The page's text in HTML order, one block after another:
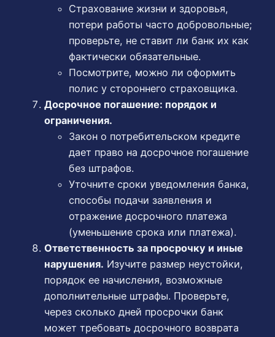
Страхование жизни и здоровья,
потери работы часто добровольные;
проверьте, не ставит ли банк их как
фактически обязательные.
Посмотрите, можно ли оформить
полис у стороннего страховщика.
Досрочное погашение: порядок и
ограничения.
Закон о потребительском кредите
дает право на досрочное погашение
без штрафов.
Уточните сроки уведомления банка,
способы подачи заявления и
отражение досрочного платежа
(уменьшение срока или платежа).
Ответственность за просрочку и иные
нарушения. Изучите размер неустойки,
порядок ее начисления, возможные
дополнительные штрафы. Проверьте,
через сколько дней просрочки банк
может требовать досрочного возврата